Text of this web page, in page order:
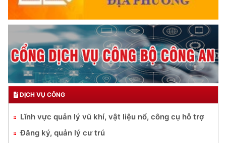
DỊCH VỤ CÔNG
Lĩnh vực quản lý vũ khí, vật liệu nổ, công cụ hỗ trợ
Đăng ký, quản lý cư trú